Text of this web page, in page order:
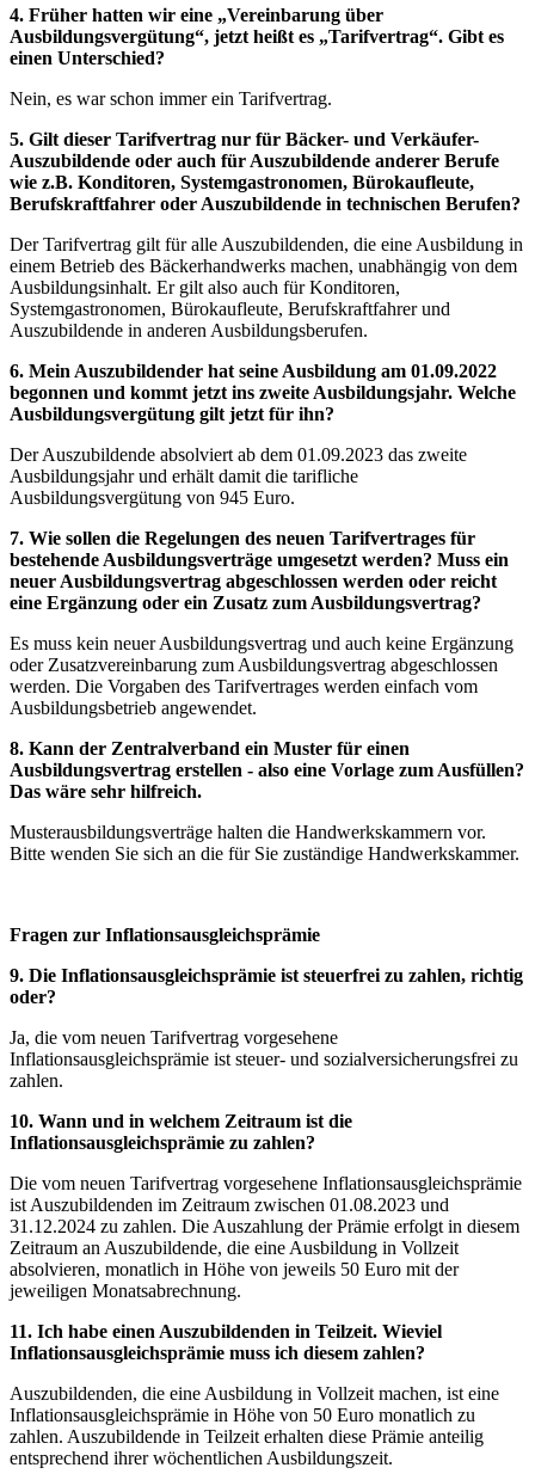
4. Früher hatten wir eine „Vereinbarung über
Ausbildungsvergütung“, jetzt heißt es „Tarifvertrag“. Gibt es
einen Unterschied?
Nein, es war schon immer ein Tarifvertrag.
5. Gilt dieser Tarifvertrag nur für Bäcker- und Verkäufer-
Auszubildende oder auch für Auszubildende anderer Berufe
wie z.B. Konditoren, Systemgastronomen, Bürokaufleute,
Berufskraftfahrer oder Auszubildende in technischen Berufen?
Der Tarifvertrag gilt für alle Auszubildenden, die eine Ausbildung in
einem Betrieb des Bäckerhandwerks machen, unabhängig von dem
Ausbildungsinhalt. Er gilt also auch für Konditoren,
Systemgastronomen, Bürokaufleute, Berufskraftfahrer und
Auszubildende in anderen Ausbildungsberufen.
6. Mein Auszubildender hat seine Ausbildung am 01.09.2022
begonnen und kommt jetzt ins zweite Ausbildungsjahr. Welche
Ausbildungsvergütung gilt jetzt für ihn?
Der Auszubildende absolviert ab dem 01.09.2023 das zweite
Ausbildungsjahr und erhält damit die tarifliche
Ausbildungsvergütung von 945 Euro.
7. Wie sollen die Regelungen des neuen Tarifvertrages für
bestehende Ausbildungsverträge umgesetzt werden? Muss ein
neuer Ausbildungsvertrag abgeschlossen werden oder reicht
eine Ergänzung oder ein Zusatz zum Ausbildungsvertrag?
Es muss kein neuer Ausbildungsvertrag und auch keine Ergänzung
oder Zusatzvereinbarung zum Ausbildungsvertrag abgeschlossen
werden. Die Vorgaben des Tarifvertrages werden einfach vom
Ausbildungsbetrieb angewendet.
8. Kann der Zentralverband ein Muster für einen
Ausbildungsvertrag erstellen - also eine Vorlage zum Ausfüllen?
Das wäre sehr hilfreich.
Musterausbildungsverträge halten die Handwerkskammern vor.
Bitte wenden Sie sich an die für Sie zuständige Handwerkskammer.
Fragen zur Inflationsausgleichsprämie
9. Die Inflationsausgleichsprämie ist steuerfrei zu zahlen, richtig
oder?
Ja, die vom neuen Tarifvertrag vorgesehene
Inflationsausgleichsprämie ist steuer- und sozialversicherungsfrei zu
zahlen.
10. Wann und in welchem Zeitraum ist die
Inflationsausgleichsprämie zu zahlen?
Die vom neuen Tarifvertrag vorgesehene Inflationsausgleichsprämie
ist Auszubildenden im Zeitraum zwischen 01.08.2023 und
31.12.2024 zu zahlen. Die Auszahlung der Prämie erfolgt in diesem
Zeitraum an Auszubildende, die eine Ausbildung in Vollzeit
absolvieren, monatlich in Höhe von jeweils 50 Euro mit der
jeweiligen Monatsabrechnung.
11. Ich habe einen Auszubildenden in Teilzeit. Wieviel
Inflationsausgleichsprämie muss ich diesem zahlen?
Auszubildenden, die eine Ausbildung in Vollzeit machen, ist eine
Inflationsausgleichsprämie in Höhe von 50 Euro monatlich zu
zahlen. Auszubildende in Teilzeit erhalten diese Prämie anteilig
entsprechend ihrer wöchentlichen Ausbildungszeit.